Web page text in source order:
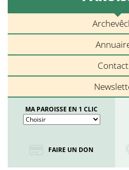
MA PAROISSE EN 1 CLIC
FAIRE UN DON